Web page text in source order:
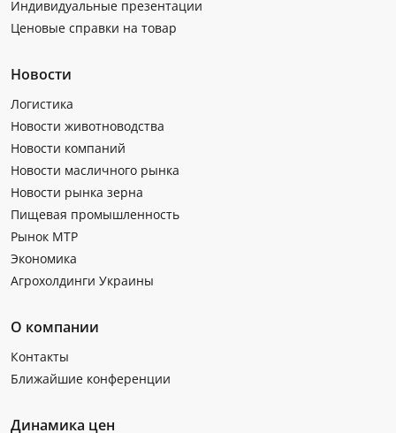
Индивидуальные презентации
Ценовые справки на товар
Новости
Логистика
Новости животноводства
Новости компаний
Новости масличного рынка
Новости рынка зерна
Пищевая промышленность
Рынок МТР
Экономика
Агрохолдинги Украины
О компании
Контакты
Ближайшие конференции
Динамика цен